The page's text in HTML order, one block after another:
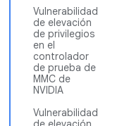
Vulnerabilidad
de elevación
de privilegios
en el
controlador
de prueba de
MMC de
NVIDIA
Vulnerabilidad